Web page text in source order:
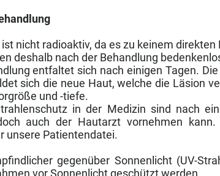
nicht radioaktiv, da es zu keinem
deshalb nach der Behandlung
entfaltet sich nach einigen Tagen.
sich die neue Haut, welche die Läsion
und -tiefe.
in der Medizin sind nach
auch der Hautarzt vornehmen
unsere Patientendatei.
gegenüber Sonnenlicht (UV-
vor Sonnenlicht geschützt werden.